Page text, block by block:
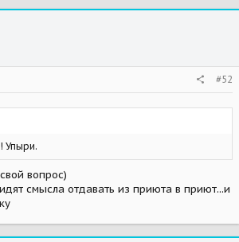
#52
Упыри.
вопрос)
смысла отдавать из приюта в приют...и